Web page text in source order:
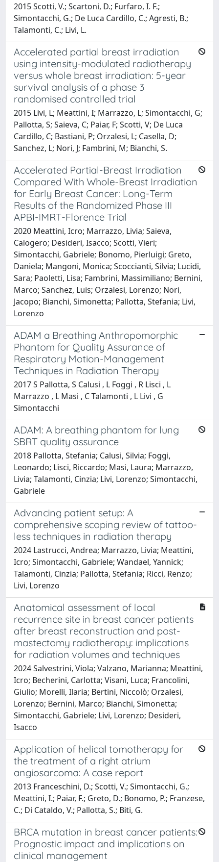
2015 Scotti, V.; Scartoni, D.; Furfaro, I. F.;
Simontacchi, G.; De Luca Cardillo, C.; Agresti, B.;
Talamonti, C.; Livi, L.
Accelerated partial breast irradiation
using intensity-modulated radiotherapy
versus whole breast irradiation: 5-year
survival analysis of a phase 3
randomised controlled trial
2015 Livi, L; Meattini, I; Marrazzo, L; Simontacchi, G;
Pallotta, S; Saieva, C; Paiar, F; Scotti, V; De Luca
Cardillo, C; Bastiani, P; Orzalesi, L; Casella, D;
Sanchez, L; Nori, J; Fambrini, M; Bianchi, S.
Accelerated Partial-Breast Irradiation
Compared With Whole-Breast Irradiation
for Early Breast Cancer: Long-Term
Results of the Randomized Phase III
APBI-IMRT-Florence Trial
2020 Meattini, Icro; Marrazzo, Livia; Saieva,
Calogero; Desideri, Isacco; Scotti, Vieri;
Simontacchi, Gabriele; Bonomo, Pierluigi; Greto,
Daniela; Mangoni, Monica; Scoccianti, Silvia; Lucidi,
Sara; Paoletti, Lisa; Fambrini, Massimiliano; Bernini,
Marco; Sanchez, Luis; Orzalesi, Lorenzo; Nori,
Jacopo; Bianchi, Simonetta; Pallotta, Stefania; Livi,
Lorenzo
ADAM a Breathing Anthropomorphic
Phantom for Quality Assurance of
Respiratory Motion-Management
Techniques in Radiation Therapy
2017 S Pallotta, S Calusi , L Foggi , R Lisci , L
Marrazzo , L Masi , C Talamonti , L Livi , G
Simontacchi
ADAM: A breathing phantom for lung
SBRT quality assurance
2018 Pallotta, Stefania; Calusi, Silvia; Foggi,
Leonardo; Lisci, Riccardo; Masi, Laura; Marrazzo,
Livia; Talamonti, Cinzia; Livi, Lorenzo; Simontacchi,
Gabriele
Advancing patient setup: A
comprehensive scoping review of tattoo-
less techniques in radiation therapy
2024 Lastrucci, Andrea; Marrazzo, Livia; Meattini,
Icro; Simontacchi, Gabriele; Wandael, Yannick;
Talamonti, Cinzia; Pallotta, Stefania; Ricci, Renzo;
Livi, Lorenzo
Anatomical assessment of local
recurrence site in breast cancer patients
after breast reconstruction and post-
mastectomy radiotherapy: implications
for radiation volumes and techniques
2024 Salvestrini, Viola; Valzano, Marianna; Meattini,
Icro; Becherini, Carlotta; Visani, Luca; Francolini,
Giulio; Morelli, Ilaria; Bertini, Niccolò; Orzalesi,
Lorenzo; Bernini, Marco; Bianchi, Simonetta;
Simontacchi, Gabriele; Livi, Lorenzo; Desideri,
Isacco
Application of helical tomotherapy for
the treatment of a right atrium
angiosarcoma: A case report
2013 Franceschini, D.; Scotti, V.; Simontacchi, G.;
Meattini, I.; Paiar, F.; Greto, D.; Bonomo, P.; Franzese,
C.; Di Cataldo, V.; Pallotta, S.; Biti, G.
BRCA mutation in breast cancer patients:
Prognostic impact and implications on
clinical management